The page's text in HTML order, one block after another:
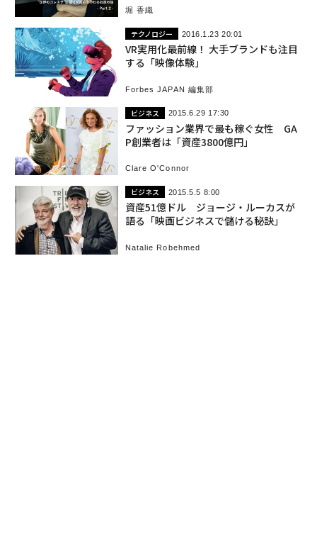
堀 香織
テクノロジー 2016.1.23 20:01
VR実用化最前線！ 大手ブランドも注目
する「映像体験」
Forbes JAPAN 編集部
ビジネス 2015.6.29 17:30
ファッション業界で最も稼ぐ女性 GA
P創業者は「資産3800億円」
Clare O'Connor
ビジネス 2015.5.5 8:00
資産51億ドル ジョージ・ルーカスが
語る「映画ビジネスで儲ける秘訣」
Natalie Robehmed